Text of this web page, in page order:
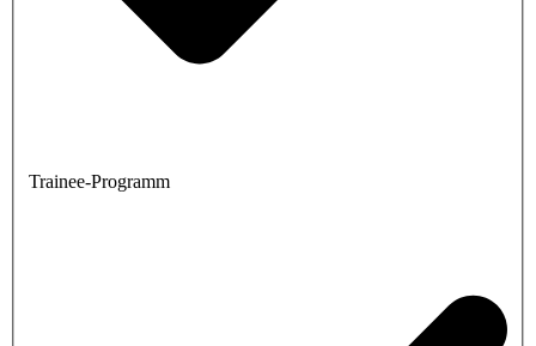
Trainee-Programm